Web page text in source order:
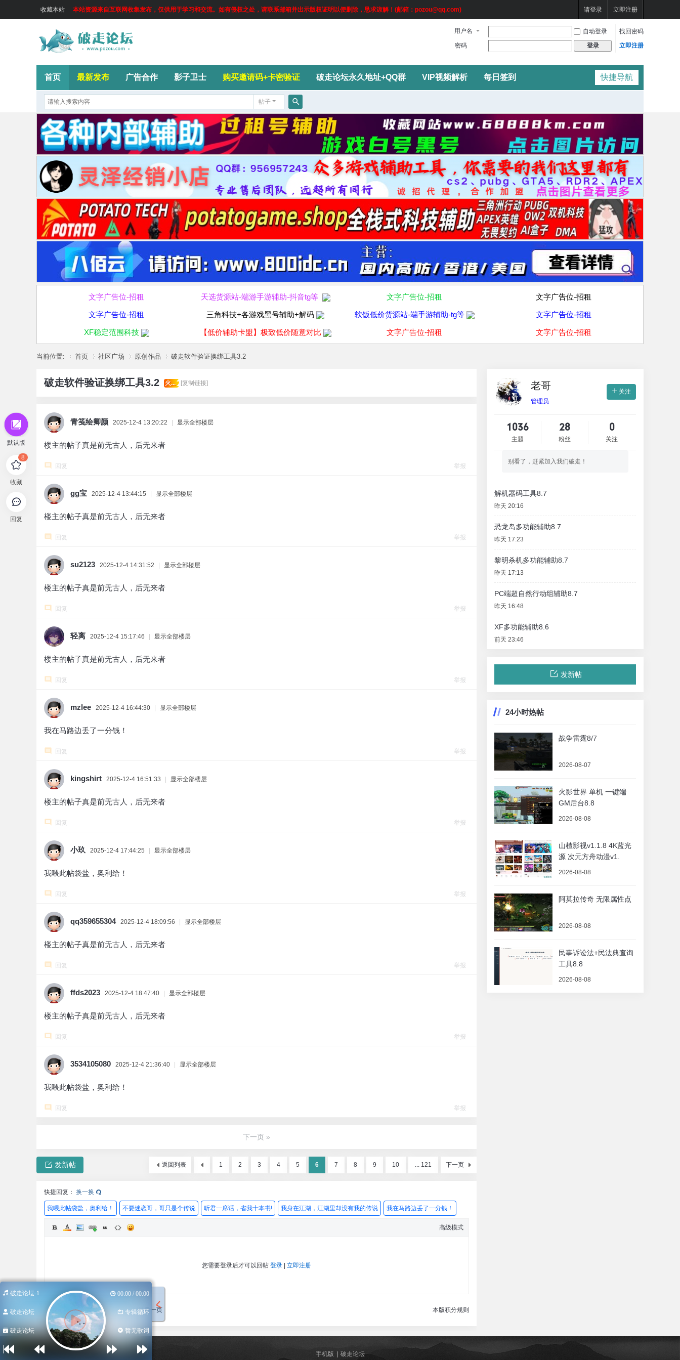
收藏本站 本站资源来自互联网收集发布，仅供用于学习和交流。如有侵权之处，请联系邮箱并出示版权证明以便删除，恳求谅解！(邮箱：pozou@qq.com) 请登录 立即注册
用户名 自动登录
找回密码
密码
登录 立即注册
快捷导航
首页 最新发布 广告合作 影子卫士 购买邀请码+卡密验证 破走论坛永久地址+QQ群 VIP视频解析 每日签到
帖子
搜
索
文字广告位-招租 天选货源站-端游手游辅助-抖音tg等 文字广告位-招租 文字广告位-招租
文字广告位-招租 三角科技+各游戏黑号辅助+解码 软饭低价货源站-端手游辅助-tg等 文字广告位-招租
XF稳定范围科技 【低价辅助卡盟】极致低价随意对比 文字广告位-招租 文字广告位-招租
当前位置: 首页 社区广场 原创作品 破走软件验证换绑工具3.2
默认版
收藏
8
回复
破走软件验证换绑工具3.2 火... [复制链接]
青笺绘卿颜 2025-12-4 13:20:22 显示全部楼层
楼主的帖子真是前无古人，后无来者
回复 举报
gg宝 2025-12-4 13:44:15 显示全部楼层
楼主的帖子真是前无古人，后无来者
回复 举报
su2123 2025-12-4 14:31:52 显示全部楼层
楼主的帖子真是前无古人，后无来者
回复 举报
轻离 2025-12-4 15:17:46 显示全部楼层
楼主的帖子真是前无古人，后无来者
回复 举报
mzlee 2025-12-4 16:44:30 显示全部楼层
我在马路边丢了一分钱！
回复 举报
kingshirt 2025-12-4 16:51:33 显示全部楼层
楼主的帖子真是前无古人，后无来者
回复 举报
小玖 2025-12-4 17:44:25 显示全部楼层
我喂此帖袋盐，奥利给！
回复 举报
qq359655304 2025-12-4 18:09:56 显示全部楼层
楼主的帖子真是前无古人，后无来者
回复 举报
ffds2023 2025-12-4 18:47:40 显示全部楼层
楼主的帖子真是前无古人，后无来者
回复 举报
3534105080 2025-12-4 21:36:40 显示全部楼层
我喂此帖袋盐，奥利给！
回复 举报
下一页 »
1 2 3 4 5 6 7 8 9 10 ... 121 下一页
返回列表
发新帖
快捷回复： 换一换
我喂此帖袋盐，奥利给！ 不要迷恋哥，哥只是个传说 听君一席话，省我十本书! 我身在江湖，江湖里却没有我的传说 我在马路边丢了一分钱！
高级模式
您需要登录后才可以回帖 登录 立即注册
本版积分规则
发表回复 回帖后跳转到最后一页
老哥
管理员
关注
1036
主题
28
粉丝
0
关注
别看了，赶紧加入我们破走！
解机器码工具8.7
昨天 20:16
恐龙岛多功能辅助8.7
昨天 17:23
黎明杀机多功能辅助8.7
昨天 17:13
PC端超自然行动组辅助8.7
昨天 16:48
XF多功能辅助8.6
前天 23:46
发新帖
24小时热帖
战争雷霆8/7
2026-08-07
火影世界 单机 一键端
GM后台8.8
2026-08-08
山楂影视v1.1.8 4K蓝光
源 次元方舟动漫v1.
2026-08-08
阿莫拉传奇 无限属性点
2026-08-08
民事诉讼法+民法典查询
工具8.8
2026-08-08
手机版 破走论坛
破走论坛-1 00:00 / 00:00
破走论坛 专辑循环
破走论坛 暂无歌词